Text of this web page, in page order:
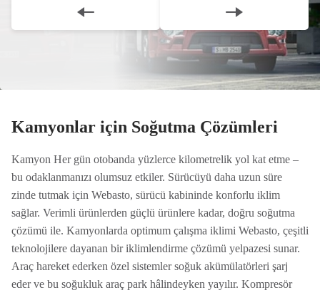
Kamyonlar için Soğutma Çözümleri
Kamyon Her gün otobanda yüzlerce kilometrelik yol kat etme –
bu odaklanmanızı olumsuz etkiler. Sürücüyü daha uzun süre
zinde tutmak için Webasto, sürücü kabininde konforlu iklim
sağlar. Verimli ürünlerden güçlü ürünlere kadar, doğru soğutma
çözümü ile. Kamyonlarda optimum çalışma iklimi Webasto, çeşitli
teknolojilere dayanan bir iklimlendirme çözümü yelpazesi sunar.
Araç hareket ederken özel sistemler soğuk akümülatörleri şarj
eder ve bu soğukluk araç park hâlindeyken yayılır. Kompresör